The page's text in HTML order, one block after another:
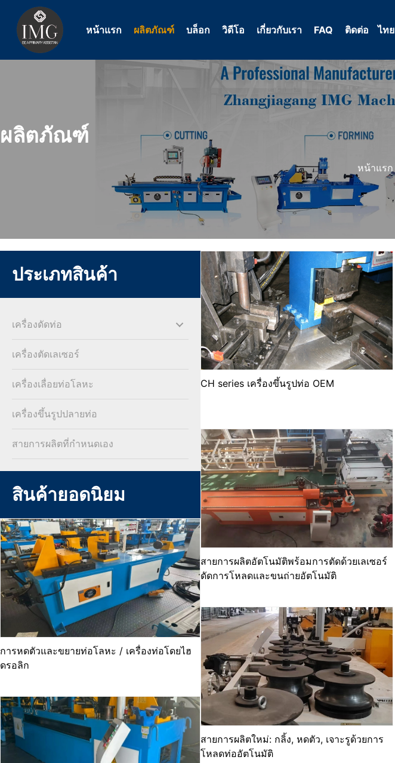
หน้าแรก ผลิตภัณฑ์ บล็อก วิดีโอ เกี่ยวกับเรา FAQ ติดต่อ ไทย
ผลิตภัณฑ์
หน้าแรก
ประเภทสินค้า
เครื่องดัดท่อ
เครื่องตัดเลเซอร์
เครื่องเลื่อยท่อโลหะ
เครื่องขึ้นรูปปลายท่อ
สายการผลิตที่กําหนดเอง
สินค้ายอดนิยม
การหดตัวและขยายท่อโลหะ / เครื่องท่อโดยไฮ
ดรอลิก
CH series เครื่องขึ้นรูปท่อ OEM
สายการผลิตอัตโนมัติพร้อมการตัดด้วยเลเซอร์
ดัดการโหลดและขนถ่ายอัตโนมัติ
สายการผลิตใหม่: กลิ้ง, หดตัว, เจาะรูด้วยการ
โหลดท่ออัตโนมัติ